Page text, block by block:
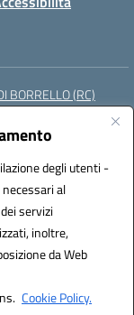
degli utenti -
al
servizi
inoltre,
da Web
Cookie Policy.
BORRELLO (RC)
istsc_rcic84800t
S.r.l.